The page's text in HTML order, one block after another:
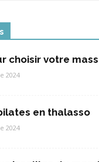
choisir votre
2024
en thalasso
2024